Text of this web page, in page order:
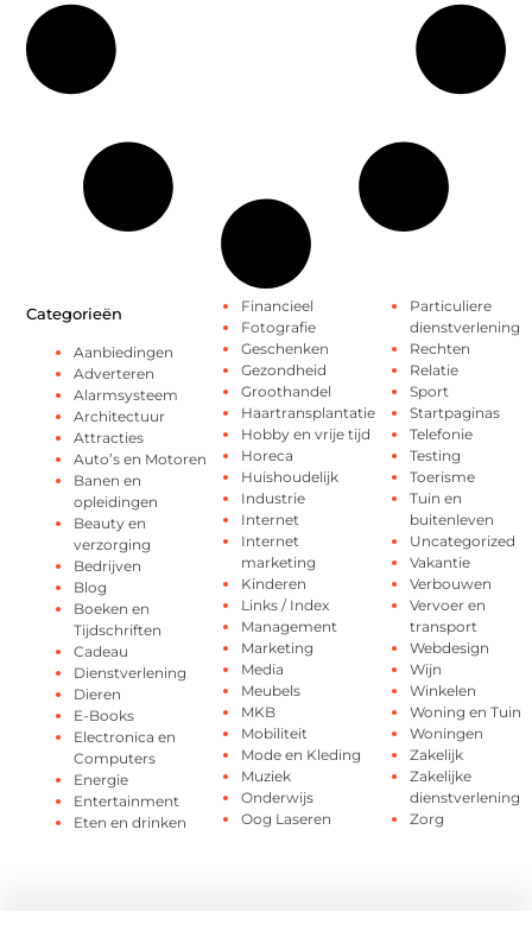
Categorieën
Aanbiedingen
Adverteren
Alarmsysteem
Architectuur
Attracties
Auto’s en Motoren
Banen en
opleidingen
Beauty en
verzorging
Bedrijven
Blog
Boeken en
Tijdschriften
Cadeau
Dienstverlening
Dieren
E-Books
Electronica en
Computers
Energie
Entertainment
Eten en drinken
Financieel
Fotografie
Geschenken
Gezondheid
Groothandel
Haartransplantatie
Hobby en vrije tijd
Horeca
Huishoudelijk
Industrie
Internet
Internet
marketing
Kinderen
Links / Index
Management
Marketing
Media
Meubels
MKB
Mobiliteit
Mode en Kleding
Muziek
Onderwijs
Oog Laseren
Particuliere
dienstverlening
Rechten
Relatie
Sport
Startpaginas
Telefonie
Testing
Toerisme
Tuin en
buitenleven
Uncategorized
Vakantie
Verbouwen
Vervoer en
transport
Webdesign
Wijn
Winkelen
Woning en Tuin
Woningen
Zakelijk
Zakelijke
dienstverlening
Zorg